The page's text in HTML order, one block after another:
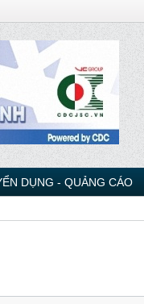
DỤNG - QUẢNG CÁO